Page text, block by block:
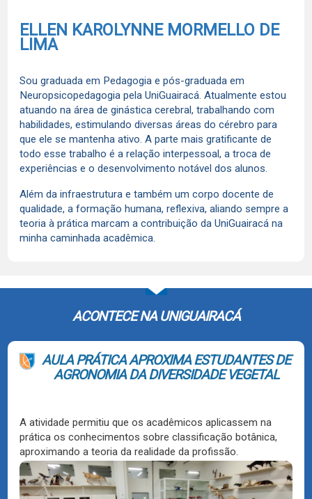
ELLEN KAROLYNNE MORMELLO DE
LIMA
Sou graduada em Pedagogia e pós-graduada em
Neuropsicopedagogia pela UniGuairacá. Atualmente estou
atuando na área de ginástica cerebral, trabalhando com
habilidades, estimulando diversas áreas do cérebro para
que ele se mantenha ativo. A parte mais gratificante de
todo esse trabalho é a relação interpessoal, a troca de
experiências e o desenvolvimento notável dos alunos.
Além da infraestrutura e também um corpo docente de
qualidade, a formação humana, reflexiva, aliando sempre a
teoria à prática marcam a contribuição da UniGuairacá na
minha caminhada acadêmica.
ACONTECE NA UNIGUAIRACÁ
AULA PRÁTICA APROXIMA ESTUDANTES DE
AGRONOMIA DA DIVERSIDADE VEGETAL
A atividade permitiu que os acadêmicos aplicassem na
prática os conhecimentos sobre classificação botânica,
aproximando a teoria da realidade da profissão.